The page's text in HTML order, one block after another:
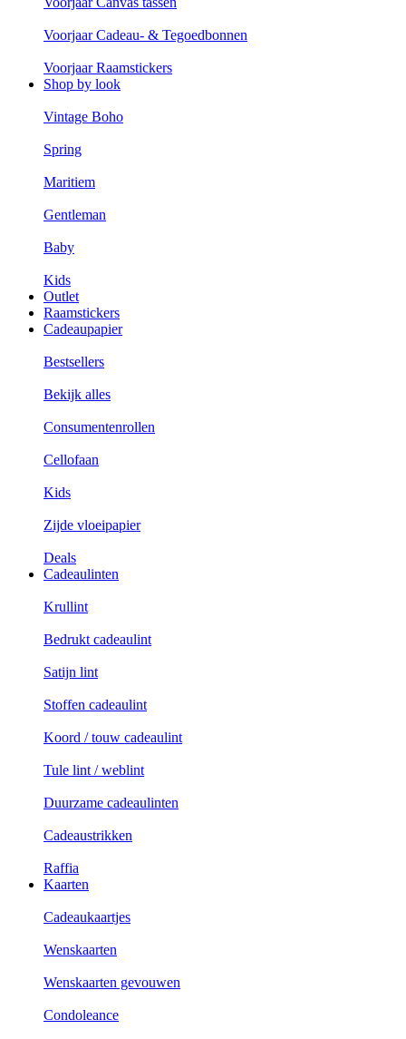
Voorjaar Cadeau- & Tegoedbonnen
Voorjaar Raamstickers
Shop by look
Vintage Boho
Spring
Maritiem
Gentleman
Baby
Kids
Outlet
Raamstickers
Cadeaupapier
Bestsellers
Bekijk alles
Consumentenrollen
Cellofaan
Kids
Zijde vloeipapier
Deals
Cadeaulinten
Krullint
Bedrukt cadeaulint
Satijn lint
Stoffen cadeaulint
Koord / touw cadeaulint
Tule lint / weblint
Duurzame cadeaulinten
Cadeaustrikken
Raffia
Kaarten
Cadeaukaartjes
Wenskaarten
Wenskaarten gevouwen
Condoleance